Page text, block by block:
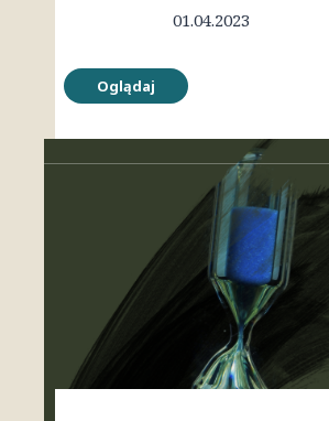
01.04.2023
Oglądaj